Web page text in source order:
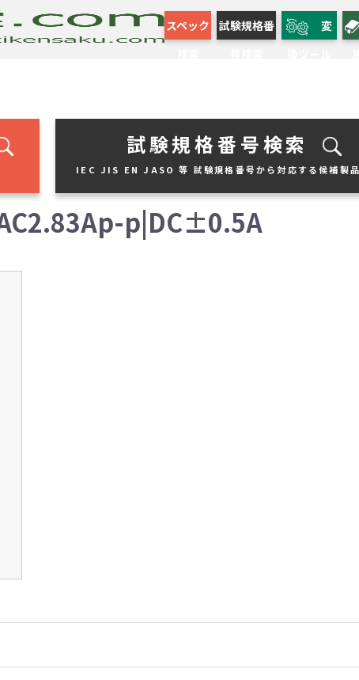
スペック
試験規格番
変
試験規格番号検索
IEC JIS EN JASO 等 試験規格番号から対応する候補製
p|DC±0.5A